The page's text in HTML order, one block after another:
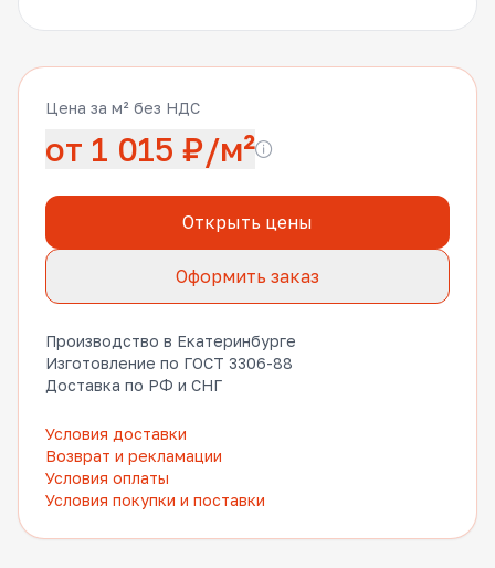
Цена за м² без НДС
от 1 015 ₽/м²
Открыть цены
Оформить заказ
Производство в Екатеринбурге
Изготовление по ГОСТ 3306-88
Доставка по РФ и СНГ
Условия доставки
Возврат и рекламации
Условия оплаты
Условия покупки и поставки